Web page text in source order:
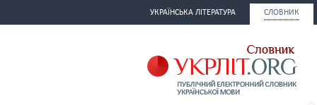
УКРАЇНСЬКА ЛІТЕРАТУРА СЛОВНИК